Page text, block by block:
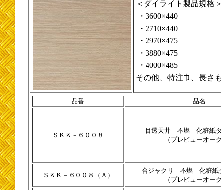
＜ダイライト製品規格
・3600×440
・2710×440
・2970×475
・3880×475
・4000×485
その他、特注巾、長さ
品番 品名
ＳＫＫ－６００８
目透天井 不燃 化粧紙
（プレビューオー
ＳＫＫ－６００８（Ａ）
合ジャクリ 不燃 化粧紙
（プレビューオー